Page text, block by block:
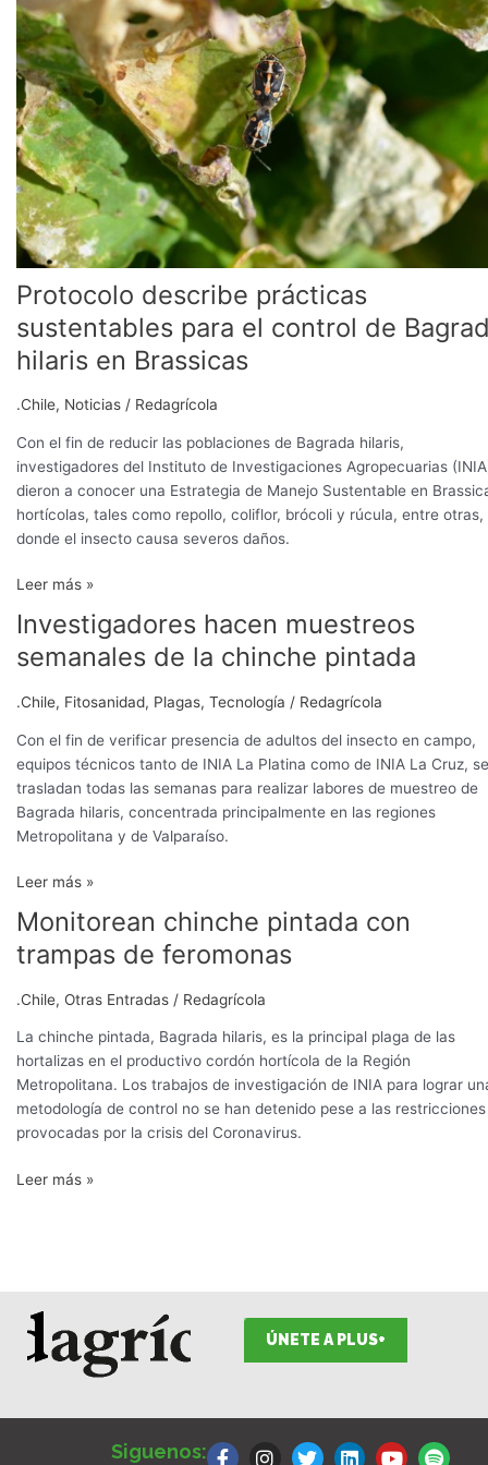
Protocolo describe prácticas
sustentables para el control de
hilaris en Brassicas
.Chile, Noticias / Redagrícola
Con el fin de reducir las poblaciones de Bagrada hilaris,
investigadores del Instituto de Investigaciones Agropecuarias
dieron a conocer una Estrategia de Manejo Sustentable en
hortícolas, tales como repollo, coliflor, brócoli y rúcula, entre otras,
donde el insecto causa severos daños.
prácticas
sustentables
para
el
control
de
Bagrada
hilaris
en
Brassicas
Leer más »
Investigadores hacen muestreos
semanales de la chinche pintada
.Chile, Fitosanidad, Plagas, Tecnología / Redagrícola
Con el fin de verificar presencia de adultos del insecto en campo,
equipos técnicos tanto de INIA La Platina como de INIA La Cruz, se
trasladan todas las semanas para realizar labores de muestreo de
Bagrada hilaris, concentrada principalmente en las regiones
Metropolitana y de Valparaíso.
Investigadores
muestreos
semanales
la
chinche
pintada
Leer más »
Monitorean chinche pintada con
trampas de feromonas
.Chile, Otras Entradas / Redagrícola
La chinche pintada, Bagrada hilaris, es la principal plaga de las
hortalizas en el productivo cordón hortícola de la Región
Metropolitana. Los trabajos de investigación de INIA para lograr
metodología de control no se han detenido pese a las restricciones
provocadas por la crisis del Coronavirus.
Monitorean
pintada
trampas
de
feromonas
Leer más »
ÚNETE A PLUS+
Siguenos:
a
n
w
i
o
p